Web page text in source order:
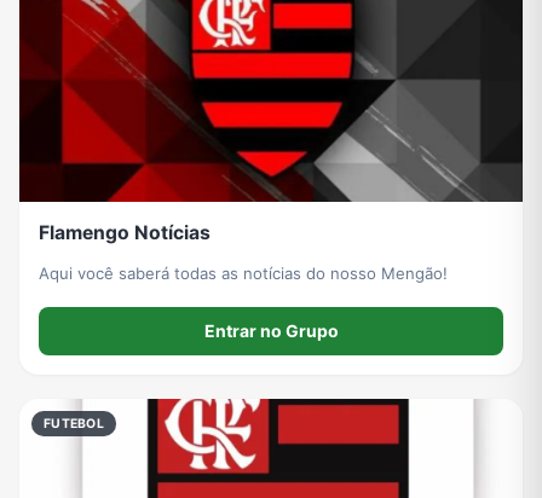
Flamengo Notícias
Aqui você saberá todas as notícias do nosso Mengão!
Entrar no Grupo
FUTEBOL